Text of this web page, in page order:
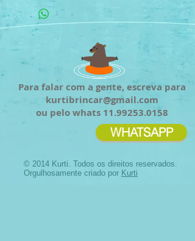
1 tesoura
algumas folhas de papel celofane
2 pulseiras de metal
1 cola prit
1 pedaço de fita de cetim (40cm)
1 cola com glitter
Para falar com a gente, escreva para
kurtibrincar@gmail.com
ou pelo whats 11.99253.0158
WHATSAPP
© 2014 Kurti. Todos os direitos reservados.
Orgulhosamente criado por Kurti